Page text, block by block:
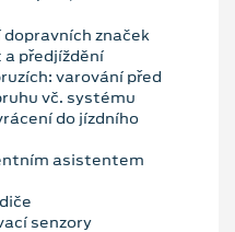
značek
předjíždění
varování před
vč. systému
do jízdního
asistentem
senzory